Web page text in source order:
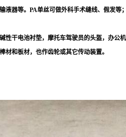
液器等。 PA单丝可做外科手术缝线、假发等
性干电池衬垫，摩托车驾驶员的头盔，办公
材和板材，也作齿轮或其它传动装置。